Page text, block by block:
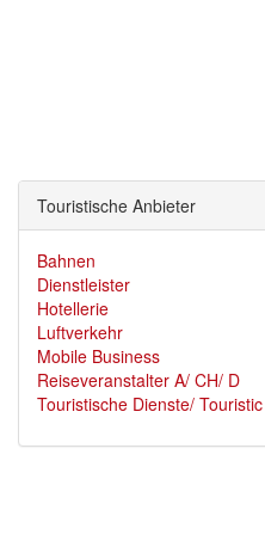
Touristische Anbieter
Bahnen
Dienstleister
Hotellerie
Luftverkehr
Mobile Business
Reiseveranstalter A/ CH/ D
Touristische Dienste/